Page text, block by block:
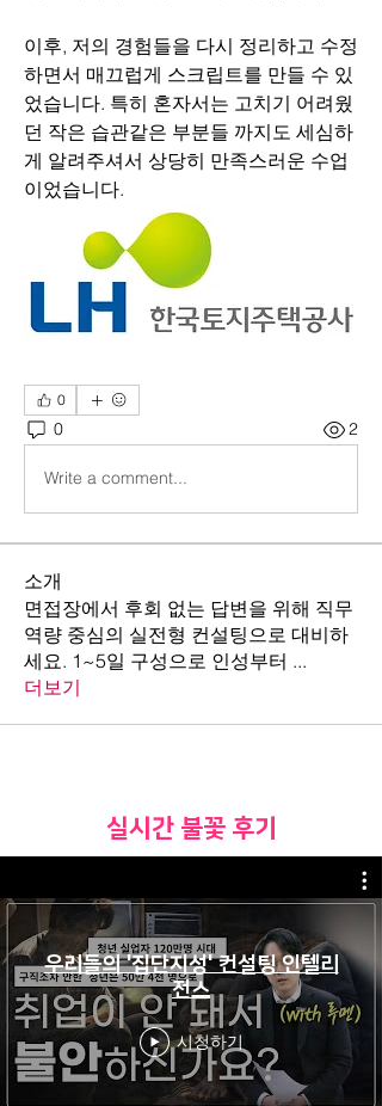
이후, 저의 경험들을 다시 정리하고 수정
하면서 매끄럽게 스크립트를 만들 수 있
었습니다. 특히 혼자서는 고치기 어려웠
던 작은 습관같은 부분들 까지도 세심하
게 알려주셔서 상당히 만족스러운 수업
이었습니다.
0
0 2
Write a comment...
소개
면접장에서 후회 없는 답변을 위해 직무
역량 중심의 실전형 컨설팅으로 대비하
세요. 1~5일 구성으로 인성부터 ...
더보기
​실시간 불꽃 후기
우리들의 '집단지성' 컨설팅 인텔리
전스
시청하기